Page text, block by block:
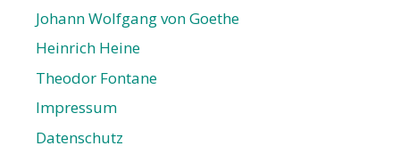
Johann Wolfgang von Goethe
Heinrich Heine
Theodor Fontane
Impressum
Datenschutz­